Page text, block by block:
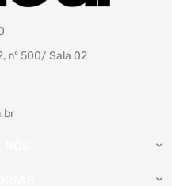
nº 500/ Sala 02